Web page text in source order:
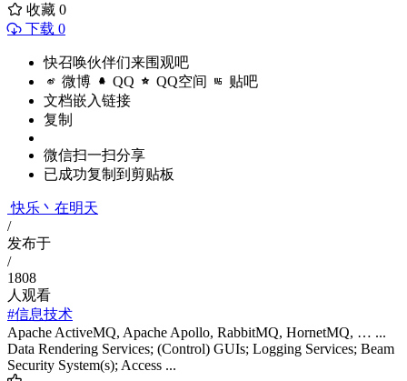
收藏 0
下载 0
快召唤伙伴们来围观吧
微博 QQ QQ空间 贴吧
文档嵌入链接
复制
微信扫一扫分享
已成功复制到剪贴板
快乐丶在明天
/
发布于
/
1808
人观看
#信息技术
Apache ActiveMQ, Apache Apollo, RabbitMQ, HornetMQ, … ...
Data Rendering Services; (Control) GUIs; Logging Services; Beam
Security System(s); Access ...